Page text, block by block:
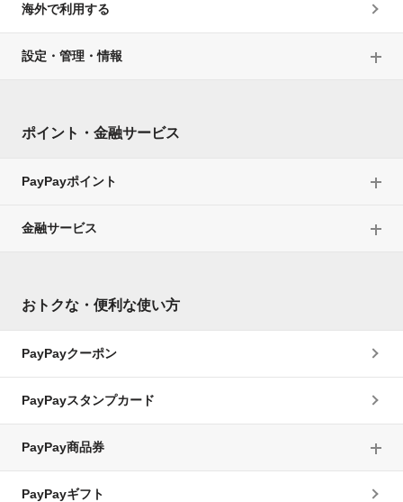
海外で利用する
設定・管理・情報
ポイント・金融サービス
PayPayポイント
金融サービス
おトクな・便利な使い方
PayPayクーポン
PayPayスタンプカード
PayPay商品券
PayPayギフト